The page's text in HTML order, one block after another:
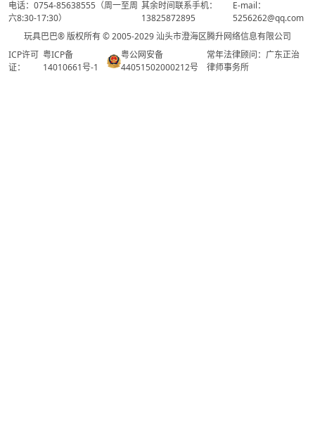
电话：0754-85638555（周一至周
六8:30-17:30）
其余时间联系手机：
13825872895
E-mail：
5256262@qq.com
玩具巴巴® 版权所有 © 2005-2029 汕头市澄海区腾升网络信息有限公司
ICP许可
证：
粤ICP备
14010661号-1
粤公网安备
44051502000212号
常年法律顾问：广东正治
律师事务所